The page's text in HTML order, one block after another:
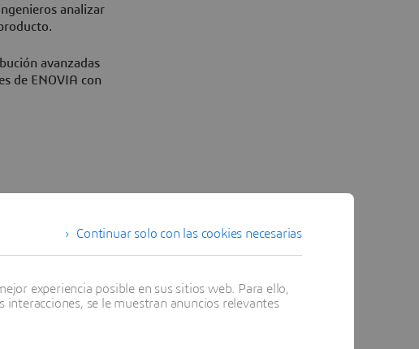
analizar
avanzadas
de ENOVIA con
los
Continuar solo con las cookies necesarias
experiencia posible en sus sitios web. Para ello,
se le muestran anuncios relevantes